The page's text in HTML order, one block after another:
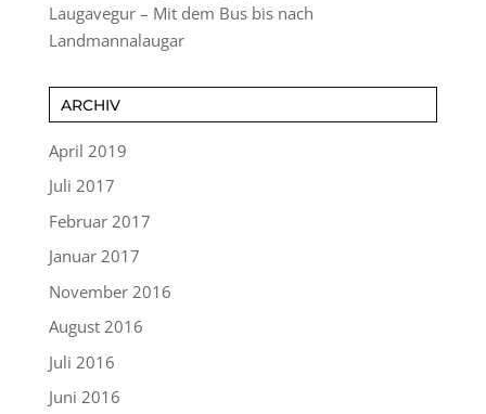
Laugavegur – Mit dem Bus bis nach
Landmannalaugar
ARCHIV
April 2019
Juli 2017
Februar 2017
Januar 2017
November 2016
August 2016
Juli 2016
Juni 2016